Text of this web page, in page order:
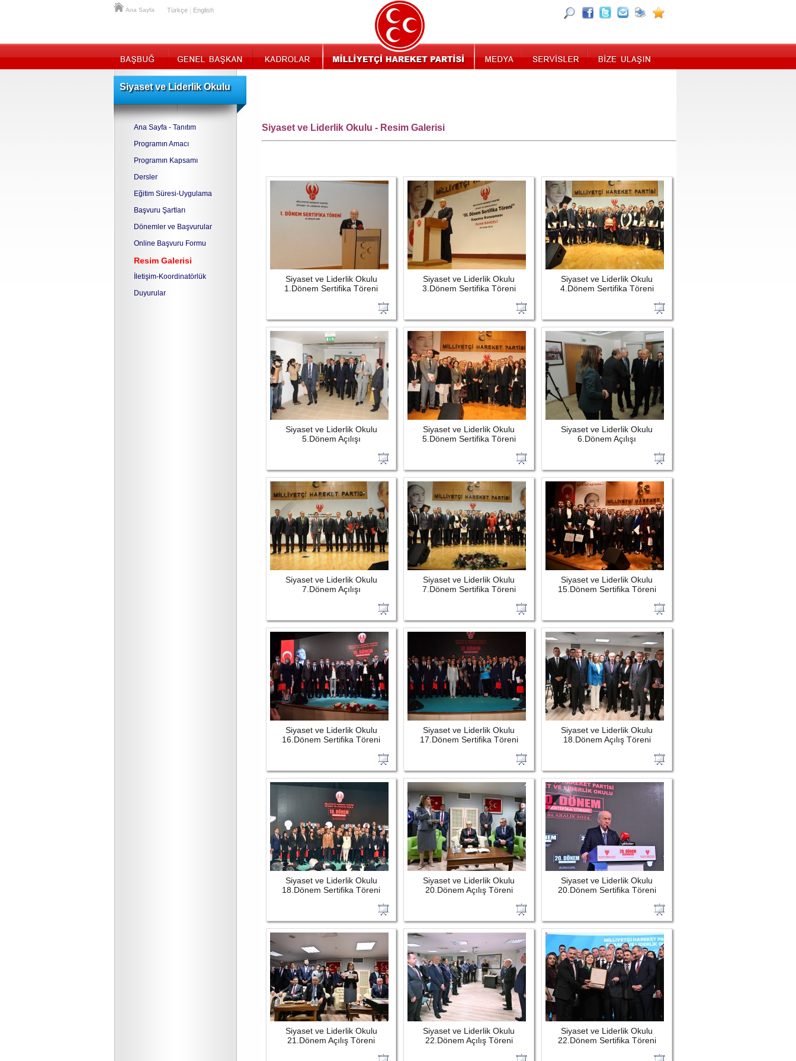
Ana Sayfa Türkçe English
Siyaset ve Liderlik Okulu
Ana Sayfa - Tanıtım
Programın Amacı
Programın Kapsamı
Dersler
Eğitim Süresi-Uygulama
Başvuru Şartları
Dönemler ve Başvurular
Online Başvuru Formu
Resim Galerisi
İletişim-Koordinatörlük
Duyurular
Siyaset ve Liderlik Okulu - Resim Galerisi
Siyaset ve Liderlik Okulu
1.Dönem Sertifika Töreni
Siyaset ve Liderlik Okulu
3.Dönem Sertifika Töreni
Siyaset ve Liderlik Okulu
4.Dönem Sertifika Töreni
Siyaset ve Liderlik Okulu
5.Dönem Açılışı
Siyaset ve Liderlik Okulu
5.Dönem Sertifika Töreni
Siyaset ve Liderlik Okulu
6.Dönem Açılışı
Siyaset ve Liderlik Okulu
7.Dönem Açılışı
Siyaset ve Liderlik Okulu
7.Dönem Sertifika Töreni
Siyaset ve Liderlik Okulu
15.Dönem Sertifika Töreni
Siyaset ve Liderlik Okulu
16.Dönem Sertifika Töreni
Siyaset ve Liderlik Okulu
17.Dönem Sertifika Töreni
Siyaset ve Liderlik Okulu
18.Dönem Açılış Töreni
Siyaset ve Liderlik Okulu
18.Dönem Sertifika Töreni
Siyaset ve Liderlik Okulu
20.Dönem Açılış Töreni
Siyaset ve Liderlik Okulu
20.Dönem Sertifika Töreni
Siyaset ve Liderlik Okulu
21.Dönem Açılış Töreni
Siyaset ve Liderlik Okulu
22.Dönem Açılış Töreni
Siyaset ve Liderlik Okulu
22.Dönem Sertifika Töreni